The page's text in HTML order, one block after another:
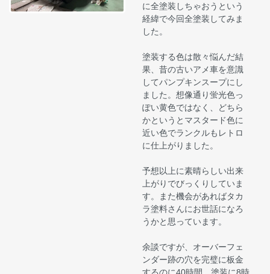
に全塗装しちゃおうという
経緯で今回全塗装してみま
した。
塗装する色は散々悩んだ結
果、昔の古いアメ車を意識
してパンプキンスープにし
ました。想像通り蛍光色っ
ぽい黄色ではなく、どちら
かというとマスタード色に
近い色でランクルもレトロ
に仕上がりました。
予想以上に素晴らしい出来
上がりでびっくりしていま
す。また機会があればタカ
ラ塗料さんにお世話になろ
うかと思っています。
余談ですが、オーバーフェ
ンダー跡の穴を完璧に板金
するのに40時間、塗装に8時